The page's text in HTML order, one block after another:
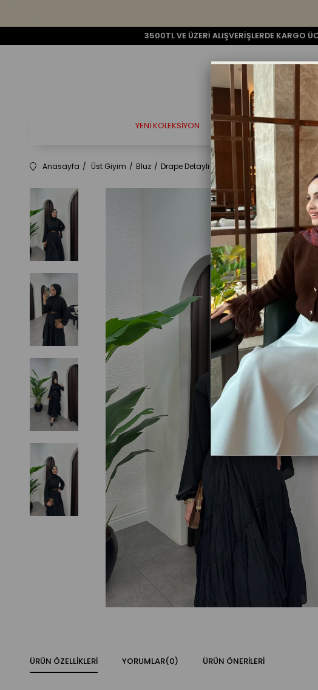
3500TL VE ÜZERİ ALIŞVERİŞLERDE KARGO ÜCRETSİZ!
YENI KOLEKSIYON ELBISE TAKIM TULUM
Anasayfa Üst Giyim Bluz Drape Detaylı Bluz - SİYAH
ÜRÜN ÖZELLIKLERI YORUMLAR(0) ÜRÜN ÖNERILERI